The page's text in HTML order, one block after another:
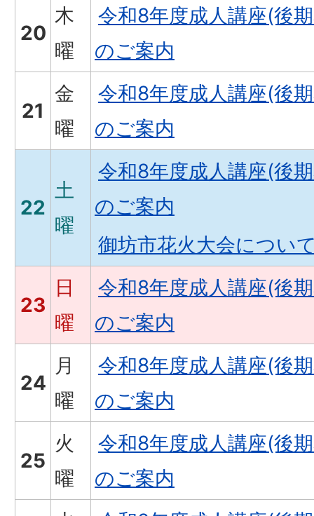
20
木
曜
令和8年度成人講座(後
のご案内
21
金
曜
令和8年度成人講座(後
のご案内
22
土
曜
令和8年度成人講座(後
のご案内
御坊市花火大会につい
23
日
曜
令和8年度成人講座(後
のご案内
24
月
曜
令和8年度成人講座(後
のご案内
25
火
曜
令和8年度成人講座(後
のご案内